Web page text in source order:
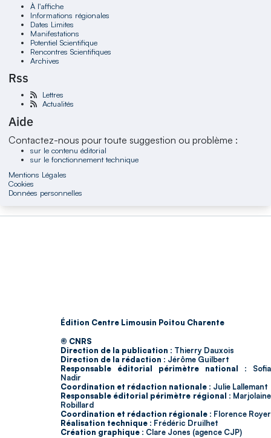
À l'affiche
Informations régionales
Dates Limites
Manifestations
Potentiel Scientifique
Rencontres Scientifiques
Archives
Rss
Lettres
Actualités
Aide
Contactez-nous pour toute suggestion ou problème :
sur le contenu éditorial
sur le fonctionnement technique
Mentions Légales
Cookies
Données personnelles
Édition Centre Limousin Poitou Charente
© CNRS
Direction de la publication : Thierry Dauxois
Direction de la rédaction : Jérôme Guilbert
Responsable éditorial périmètre national : Sofia
Nadir
Coordination et rédaction nationale : Julie Lallemant
Responsable éditorial périmètre régional : Marjolaine
Robillard
Coordination et rédaction régionale : Florence Royer
Réalisation technique : Frédéric Druilhet
Création graphique : Clare Jones (agence CJP)